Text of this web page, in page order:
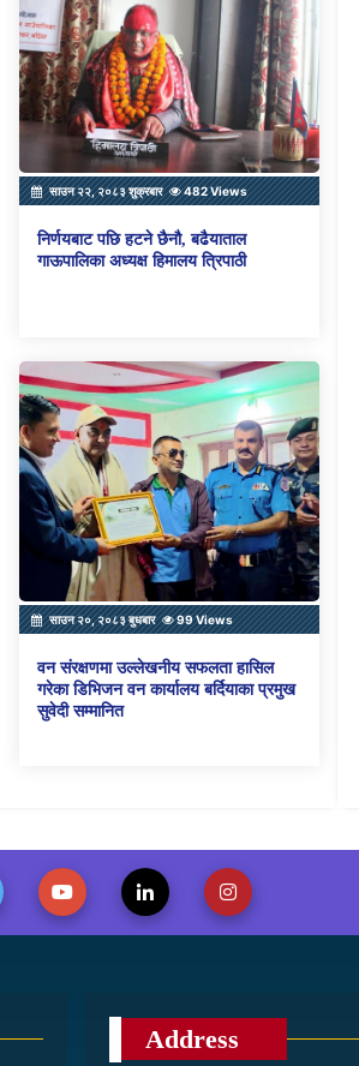
साउन २२, २०८३ शुक्रबार 482 Views
निर्णयबाट पछि हटने छैनौ, बढैयाताल
गाऊपालिका अध्यक्ष हिमालय त्रिपाठी
साउन २०, २०८३ बुधबार 99 Views
वन संरक्षणमा उल्लेखनीय सफलता हासिल
गरेका डिभिजन वन कार्यालय बर्दियाका प्रमुख
सुवेदी सम्मानित
Address